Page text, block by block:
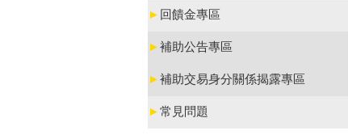
► 回饋金專區
►補助公告專區
►補助交易身分關係揭露專區
►常見問題